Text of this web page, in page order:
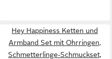
Hey Happiness Ketten und
Armband Set mit Ohrringen,
Schmetterlinge-Schmuckset,